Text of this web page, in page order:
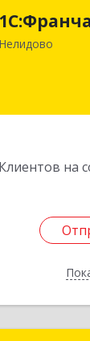
Нелидово
Клиентов на
172527,